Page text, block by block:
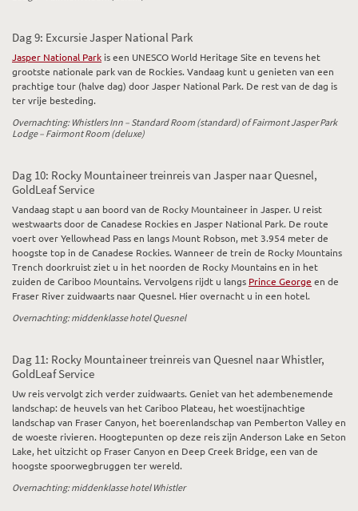
Dag 9: Excursie Jasper National Park
Jasper National Park is een UNESCO World Heritage Site en tevens het
grootste nationale park van de Rockies. Vandaag kunt u genieten van een
prachtige tour (halve dag) door Jasper National Park. De rest van de dag is
ter vrije besteding.
Overnachting: Whistlers Inn – Standard Room (standard) of Fairmont Jasper Park
Lodge – Fairmont Room (deluxe)
Dag 10: Rocky Mountaineer treinreis van Jasper naar Quesnel,
GoldLeaf Service
Vandaag stapt u aan boord van de Rocky Mountaineer in Jasper. U reist
westwaarts door de Canadese Rockies en Jasper National Park. De route
voert over Yellowhead Pass en langs Mount Robson, met 3.954 meter de
hoogste top in de Canadese Rockies. Wanneer de trein de Rocky Mountains
Trench doorkruist ziet u in het noorden de Rocky Mountains en in het
zuiden de Cariboo Mountains. Vervolgens rijdt u langs Prince George en de
Fraser River zuidwaarts naar Quesnel. Hier overnacht u in een hotel.
Overnachting: middenklasse hotel Quesnel
Dag 11: Rocky Mountaineer treinreis van Quesnel naar Whistler,
GoldLeaf Service
Uw reis vervolgt zich verder zuidwaarts. Geniet van het adembenemende
landschap: de heuvels van het Cariboo Plateau, het woestijnachtige
landschap van Fraser Canyon, het boerenlandschap van Pemberton Valley en
de woeste rivieren. Hoogtepunten op deze reis zijn Anderson Lake en Seton
Lake, het uitzicht op Fraser Canyon en Deep Creek Bridge, een van de
hoogste spoorwegbruggen ter wereld.
Overnachting: middenklasse hotel Whistler